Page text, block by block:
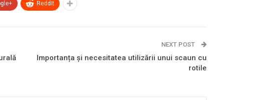
ReddIt
NEXT POST
Importanța și necesitatea utilizării unui scaun cu
rotile